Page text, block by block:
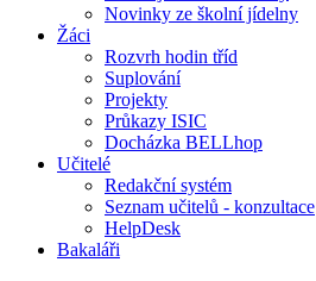
Novinky ze školní jídelny
Žáci
Rozvrh hodin tříd
Suplování
Projekty
Průkazy ISIC
Docházka BELLhop
Učitelé
Redakční systém
Seznam učitelů - konzultace
HelpDesk
Bakaláři